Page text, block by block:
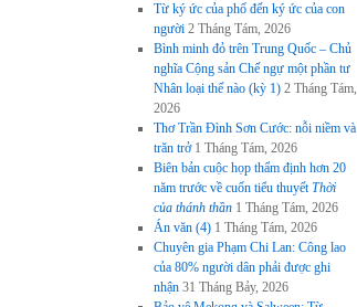
Từ ký ức của phố đến ký ức của con
người 2 Tháng Tám, 2026
Bình minh đỏ trên Trung Quốc – Chủ
nghĩa Cộng sản Chế ngự một phần tư
Nhân loại thế nào (kỳ 1) 2 Tháng Tám,
2026
Thơ Trần Đình Sơn Cước: nỗi niềm và
trăn trở 1 Tháng Tám, 2026
Biên bản cuộc họp thẩm định hơn 20
năm trước về cuốn tiểu thuyếtThời
của thánh thần 1 Tháng Tám, 2026
Án văn (4) 1 Tháng Tám, 2026
Chuyên gia Phạm Chi Lan: Công lao
của 80% người dân phải được ghi
nhận 31 Tháng Bảy, 2026